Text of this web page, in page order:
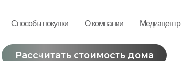
О компании Медиацентр
Способы покупки
Рассчитать стоимость дома
О компании Медиацентр
Способы покупки
Рассчитать стоимость дома